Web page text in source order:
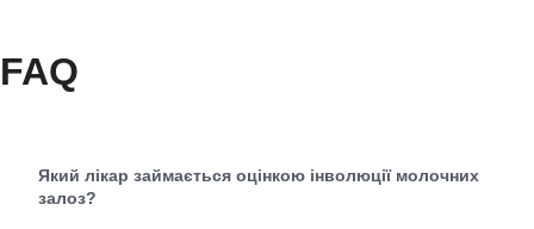
FAQ
Який лікар займається оцінкою інволюції молочних
залоз?